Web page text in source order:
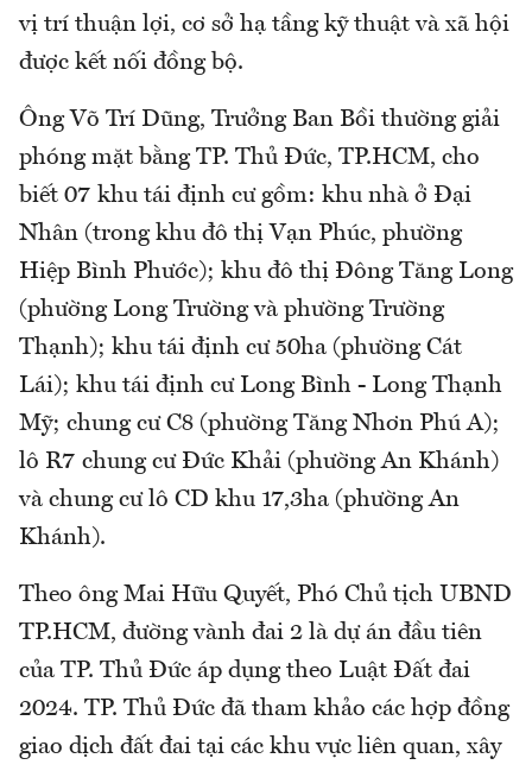
vị trí thuận lợi, cơ sở hạ tầng kỹ thuật và xã hội
được kết nối đồng bộ.
Ông Võ Trí Dũng, Trưởng Ban Bồi thường giải
phóng mặt bằng TP. Thủ Đức, TP.HCM, cho
biết 07 khu tái định cư gồm: khu nhà ở Đại
Nhân (trong khu đô thị Vạn Phúc, phường
Hiệp Bình Phước); khu đô thị Đông Tăng Long
(phường Long Trường và phường Trường
Thạnh); khu tái định cư 50ha (phường Cát
Lái); khu tái định cư Long Bình - Long Thạnh
Mỹ; chung cư C8 (phường Tăng Nhơn Phú A);
lô R7 chung cư Đức Khải (phường An Khánh)
và chung cư lô CD khu 17,3ha (phường An
Khánh).
Theo ông Mai Hữu Quyết, Phó Chủ tịch UBND
TP.HCM, đường vành đai 2 là dự án đầu tiên
của TP. Thủ Đức áp dụng theo Luật Đất đai
2024. TP. Thủ Đức đã tham khảo các hợp đồng
giao dịch đất đai tại các khu vực liên quan, xây